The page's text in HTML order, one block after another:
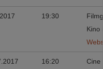
19:30
Kino
16:20
Cine